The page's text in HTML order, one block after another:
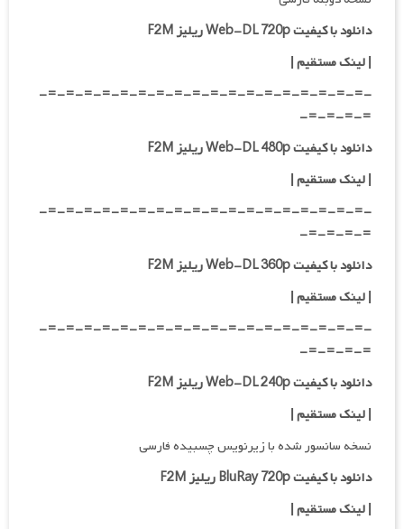
دانلود با کیفیت Web-DL 720p ریلیز F2M
|لینک مستقیم|
-=-=-=-=-=-=-=-=-=-=-=-=-=-=-=-=-=-=-
=-=-=-=-
دانلود با کیفیت Web-DL 480p ریلیز F2M
|لینک مستقیم|
-=-=-=-=-=-=-=-=-=-=-=-=-=-=-=-=-=-=-
=-=-=-=-
دانلود با کیفیت Web-DL 360p ریلیز F2M
| لینک مستقیم|
-=-=-=-=-=-=-=-=-=-=-=-=-=-=-=-=-=-=-
=-=-=-=-
دانلود با کیفیت Web-DL 240p ریلیز F2M
| لینک مستقیم|
نسخه سانسور شده با زیرنویس چسبیده فارسی
دانلود با کیفیت BluRay 720p ریلیز F2M
| لینک مستقیم|